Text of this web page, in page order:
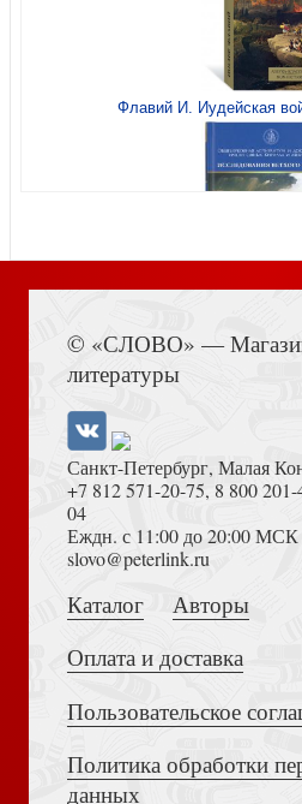
Баптисты
Уроки живой
Свет Истины. Вып.13. Цари
Флавий И. Иудейская
Толкование на Апокалипсис
Достоевский Ф.М. Сила и
© «СЛОВО» — Магазин
литературы
Санкт-Петербург, Малая
+7 812 571-20-75, 8 800
04
Еждн. с 11:00 до 20:00 МСК
slovo@peterlink.ru
Каталог
Авторы
Оплата и доставка
Пользовательское
Политика обработки
данных